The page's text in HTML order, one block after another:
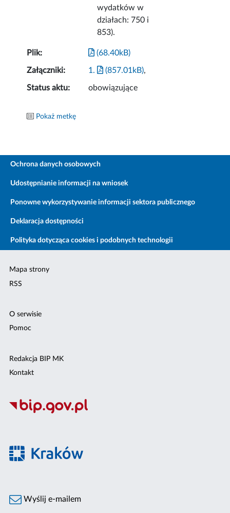
wydatków w
działach: 750 i
853).
Plik: (68.40kB)
Załączniki: 1. (857.01kB),
Status aktu: obowiązujące
Pokaż metkę
Ochrona danych osobowych
Udostępnianie informacji na wniosek
Ponowne wykorzystywanie informacji sektora publicznego
Deklaracja dostępności
Polityka dotycząca cookies i podobnych technologii
Mapa strony
RSS
O serwisie
Pomoc
Redakcja BIP MK
Kontakt
Wyślij e-mailem